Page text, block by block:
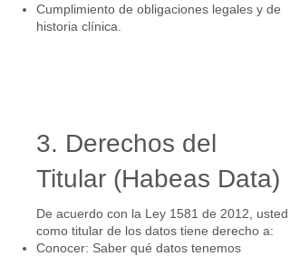
Cumplimiento de obligaciones legales y de
historia clínica.
3. Derechos del
Titular (Habeas Data)
De acuerdo con la Ley 1581 de 2012, usted
como titular de los datos tiene derecho a:
Conocer: Saber qué datos tenemos